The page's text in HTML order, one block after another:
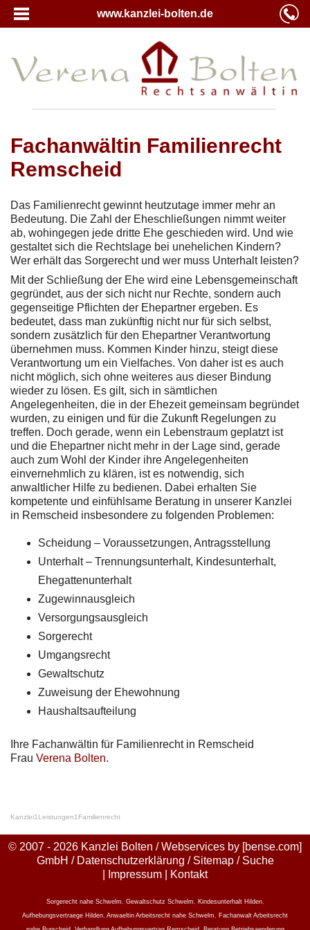
www.kanzlei-bolten.de
Fachanwältin Familienrecht
Remscheid
Das Familienrecht gewinnt heutzutage immer mehr an
Bedeutung. Die Zahl der Eheschließungen nimmt weiter
ab, wohingegen jede dritte Ehe geschieden wird. Und wie
gestaltet sich die Rechtslage bei unehelichen Kindern?
Wer erhält das Sorgerecht und wer muss Unterhalt leisten?
Mit der Schließung der Ehe wird eine Lebensgemeinschaft
gegründet, aus der sich nicht nur Rechte, sondern auch
gegenseitige Pflichten der Ehepartner ergeben. Es
bedeutet, dass man zukünftig nicht nur für sich selbst,
sondern zusätzlich für den Ehepartner Verantwortung
übernehmen muss. Kommen Kinder hinzu, steigt diese
Verantwortung um ein Vielfaches. Von daher ist es auch
nicht möglich, sich ohne weiteres aus dieser Bindung
wieder zu lösen. Es gilt, sich in sämtlichen
Angelegenheiten, die in der Ehezeit gemeinsam begründet
wurden, zu einigen und für die Zukunft Regelungen zu
treffen. Doch gerade, wenn ein Lebenstraum geplatzt ist
und die Ehepartner nicht mehr in der Lage sind, gerade
auch zum Wohl der Kinder ihre Angelegenheiten
einvernehmlich zu klären, ist es notwendig, sich
anwaltlicher Hilfe zu bedienen. Dabei erhalten Sie
kompetente und einfühlsame Beratung in unserer Kanzlei
in Remscheid insbesondere zu folgenden Problemen:
Scheidung – Voraussetzungen, Antragsstellung
Unterhalt – Trennungsunterhalt, Kindesunterhalt,
Ehegattenunterhalt
Zugewinnausgleich
Versorgungsausgleich
Sorgerecht
Umgangsrecht
Gewaltschutz
Zuweisung der Ehewohnung
Haushaltsaufteilung
Ihre Fachanwältin für Familienrecht in Remscheid
Frau Verena Bolten.
Kanzlei1 Leistungen1 Familienrecht
© 2007 - 2026 Kanzlei Bolten / Webservices by [bense.com]
GmbH / Datenschutzerklärung / Sitemap/ Suche
Impressum Kontakt
Sorgerecht nahe Schwelm Gewaltschutz Schwelm Kindesunterhalt Hilden,
Aufhebungsvertraege Hilden Anwaeltin Arbeitsrecht nahe Schwelm
Fachanwalt Arbeitsrecht